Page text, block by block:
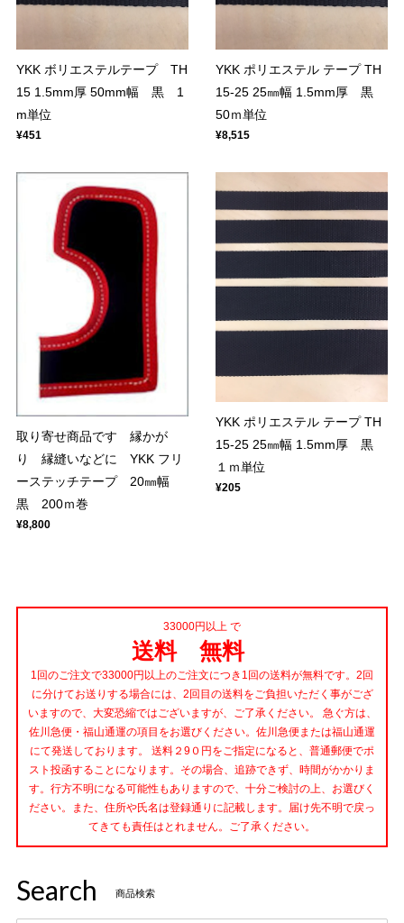
YKK ボリエステルテープ TH
15 1.5mm厚 50mm幅 黒 1
m単位
¥451
YKK ポリエステル テープ TH
15-25 25㎜幅 1.5mm厚 黒
50ｍ単位
¥8,515
取り寄せ商品です 縁かが
り 縁縫いなどに YKK フリ
ーステッチテープ 20㎜幅
黒 200ｍ巻
¥8,800
YKK ポリエステル テープ TH
15-25 25㎜幅 1.5mm厚 黒
１ｍ単位
¥205
33000円以上 で
送料 無料
1回のご注文で33000円以上のご注文につき1回の送料が無料です。2回
に分けてお送りする場合には、2回目の送料をご負担いただく事がござ
いますので、大変恐縮ではございますが、ご了承ください。 急ぐ方は、
佐川急便・福山通運の項目をお選びください。佐川急便または福山通運
にて発送しております。 送料２9０円をご指定になると、普通郵便でポ
スト投函することになります。その場合、追跡できず、時間がかかりま
す。行方不明になる可能性もありますので、十分ご検討の上、お選びく
ださい。また、住所や氏名は登録通りに記載します。届け先不明で戻っ
てきても責任はとれません。ご了承ください。
Search 商品検索